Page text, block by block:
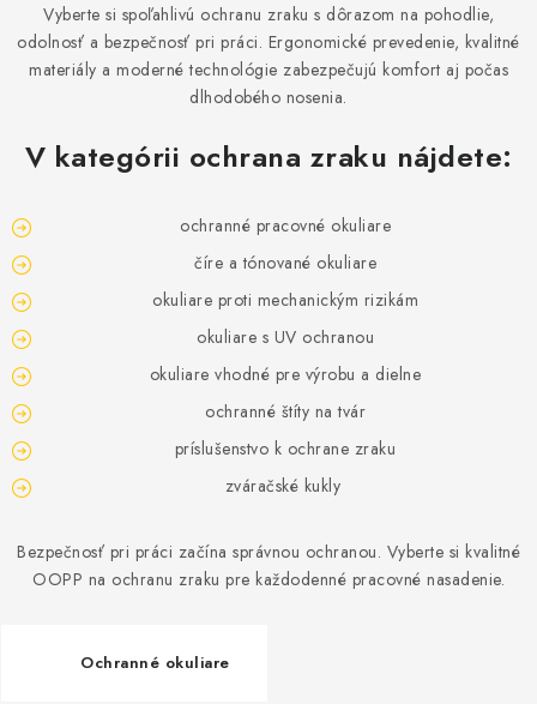
KONTAKT
HODNOTENIE OBCHODU
OCHRANNÉ PRACOVNÉ POMÔCKY
ZNAČKY
Často kladené otázky
INFORMÁCIE PRE ZÁKAZNÍKOV
Napíšte nám
Vyberte si spoľahlivú ochranu zraku s dôrazom na pohodlie,
odolnosť a bezpečnosť pri práci. Ergonomické prevedenie, kvalitné
materiály a moderné technológie zabezpečujú komfort aj počas
dlhodobého nosenia.
V kategórii ochrana zraku nájdete:
ochranné pracovné okuliare
číre a tónované okuliare
okuliare proti mechanickým rizikám
okuliare s UV ochranou
okuliare vhodné pre výrobu a dielne
ochranné štíty na tvár
príslušenstvo k ochrane zraku
zváračské kukly
Bezpečnosť pri práci začína správnou ochranou. Vyberte si kvalitné
OOPP na ochranu zraku pre každodenné pracovné nasadenie.
Ochranné okuliare